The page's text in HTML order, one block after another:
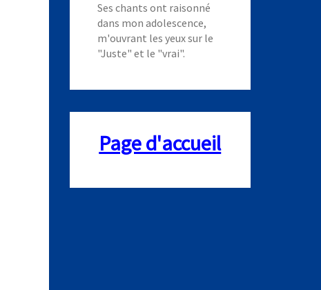
Ses chants ont raisonné
dans mon adolescence,
m'ouvrant les yeux sur le
"Juste" et le "vrai".
Page d'accueil